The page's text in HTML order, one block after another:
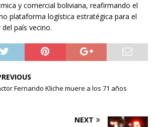
y comercial boliviana, reafirmando el
plataforma logística estratégica para el
país vecino.
Fernando Kliche muere a los 71 años
NEXT